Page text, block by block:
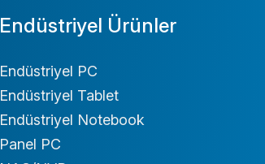
Endüstriyel Ürünler
Endüstriyel PC
Endüstriyel Tablet
Endüstriyel Notebook
Panel PC